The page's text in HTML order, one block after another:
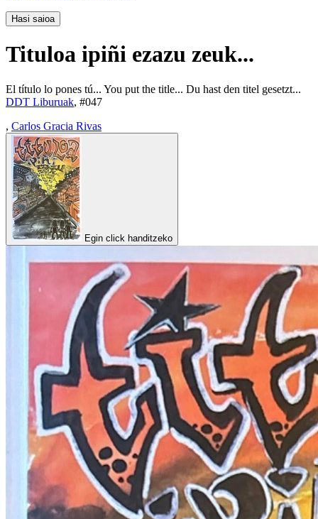
Hasi saioa
Tituloa ipiñi ezazu zeuk...
El título lo pones tú... You put the title... Du hast den titel gesetzt...
DDT Liburuak, #047
, Carlos Gracia Rivas
Egin click handitzeko